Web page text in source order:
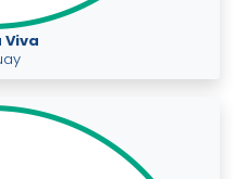
Viva